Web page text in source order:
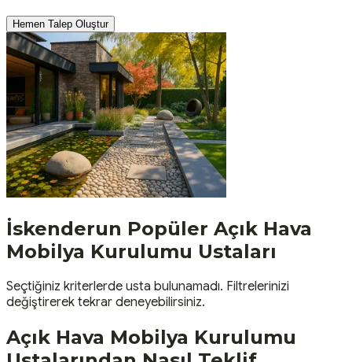
Hemen Talep Oluştur
İskenderun Popüler Açık Hava
Mobilya Kurulumu Ustaları
Seçtiğiniz kriterlerde usta bulunamadı. Filtrelerinizi
değiştirerek tekrar deneyebilirsiniz.
Açık Hava Mobilya Kurulumu